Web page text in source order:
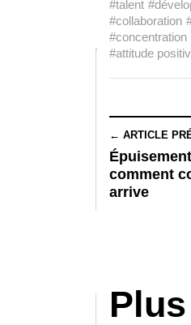
#talent
#collaboration
#concentration
#attitude
← ARTICLE
comment
arrive